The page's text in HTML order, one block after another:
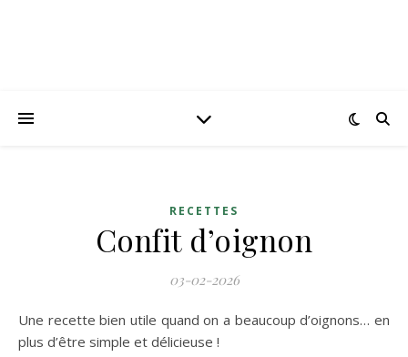
RECETTES
Confit d’oignon
03-02-2026
Une recette bien utile quand on a beaucoup d’oignons… en
plus d’être simple et délicieuse !